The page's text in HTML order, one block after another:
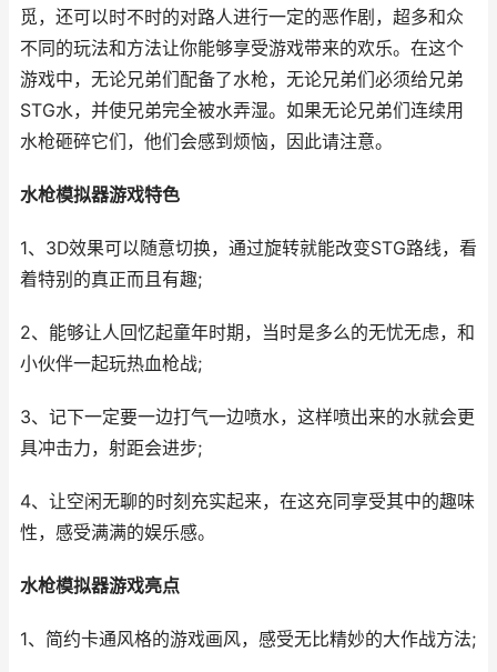
觅，还可以时不时的对路人进行一定的恶作剧，超多和众
不同的玩法和方法让你能够享受游戏带来的欢乐。在这个
游戏中，无论兄弟们配备了水枪，无论兄弟们必须给兄弟
STG水，并使兄弟完全被水弄湿。如果无论兄弟们连续用
水枪砸碎它们，他们会感到烦恼，因此请注意。
水枪模拟器游戏特色
1、3D效果可以随意切换，通过旋转就能改变STG路线，看
着特别的真正而且有趣;
2、能够让人回忆起童年时期，当时是多么的无忧无虑，和
小伙伴一起玩热血枪战;
3、记下一定要一边打气一边喷水，这样喷出来的水就会更
具冲击力，射距会进步;
4、让空闲无聊的时刻充实起来，在这充同享受其中的趣味
性，感受满满的娱乐感。
水枪模拟器游戏亮点
1、简约卡通风格的游戏画风，感受无比精妙的大作战方法;